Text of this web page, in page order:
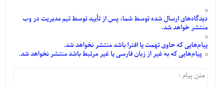
دیدگاه‌هایارسالشدهتوسط شما، پس ازتأییدتوسط تیم مدیریت در وب
منتشر خواهد شد.
پیام‌هاییکه حاوی تهمت یا افترا باشد منتشر نخواهد شد.
پیام‌هاییکه به غیر از زبان فارسی یا غیر مرتبط باشد منتشر نخواهد شد.